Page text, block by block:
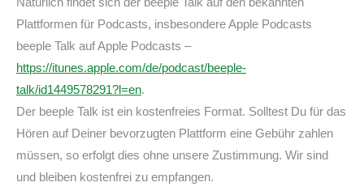
Plattformen für Podcasts, insbesondere Apple Podcasts
beeple Talk auf Apple Podcasts –
https://itunes.apple.com/de/podcast/beeple-
talk/id1449578291?l=en.
Der beeple Talk ist ein kostenfreies Format. Solltest Du für das
Hören auf Deiner bevorzugten Plattform eine Gebühr zahlen
müssen, so erfolgt dies ohne unsere Zustimmung. Wir sind
und bleiben kostenfrei zu empfangen.